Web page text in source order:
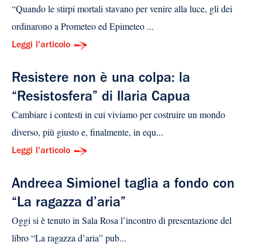
“Quando le stirpi mortali stavano per venire alla luce, gli dei
ordinarono a Prometeo ed Epimeteo ...
Leggi l'articolo
Resistere non è una colpa: la
“Resistosfera” di Ilaria Capua
Cambiare i contesti in cui viviamo per costruire un mondo
diverso, più giusto e, finalmente, in equ...
Leggi l'articolo
Andreea Simionel taglia a fondo con
“La ragazza d’aria”
Oggi si è tenuto in Sala Rosa l’incontro di presentazione del
libro “La ragazza d’aria” pub...